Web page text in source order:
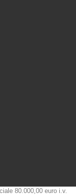
80.000,00 euro i.v.